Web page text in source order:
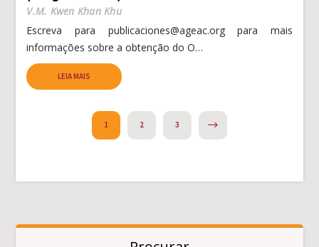
V.M. Kwen Khan Khu
Escreva para publicaciones@ageac.org para mais
informações sobre a obtenção do O…
LEIA MAIS
1 2 3